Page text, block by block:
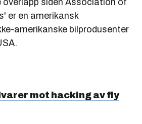
overlapp siden Association of
er en amerikansk
amerikanske bilprodusenter
mot hacking av fly